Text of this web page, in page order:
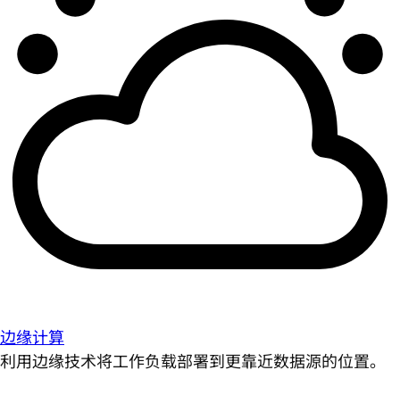
边缘计算
利用边缘技术将工作负载部署到更靠近数据源的位置。